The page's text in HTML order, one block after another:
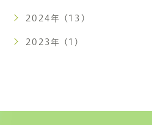
2024年 (13)
2023年 (1)